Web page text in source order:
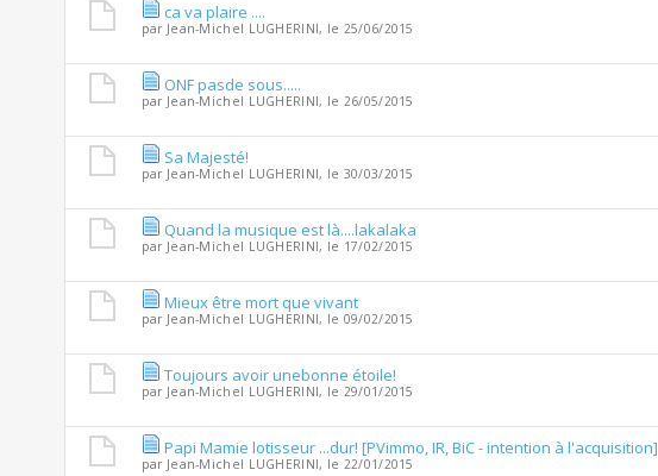
ca va plaire ....
par Jean-Michel LUGHERINI, le 25/06/2015
ONF pasde sous.....
par Jean-Michel LUGHERINI, le 26/05/2015
Sa Majesté!
par Jean-Michel LUGHERINI, le 30/03/2015
Quand la musique est là....lakalaka
par Jean-Michel LUGHERINI, le 17/02/2015
Mieux être mort que vivant
par Jean-Michel LUGHERINI, le 09/02/2015
Toujours avoir unebonne étoile!
par Jean-Michel LUGHERINI, le 29/01/2015
Papi Mamie lotisseur ...dur! [PVimmo, IR, BiC - intention à l'acquisition]
par Jean-Michel LUGHERINI, le 22/01/2015